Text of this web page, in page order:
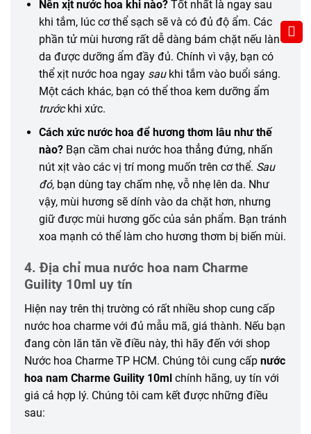
Nên xịt nước hoa khi nào? Tốt nhất là ngay sau
khi tắm, lúc cơ thể sạch sẽ và có đủ độ ẩm. Các
phần tử mùi hương rất dễ dàng bám chặt nếu làn
da được dưỡng ẩm đầy đủ. Chính vì vậy, bạn có
thể xịt nước hoa ngay sau khi tắm vào buổi sáng.
Một cách khác, bạn có thể thoa kem dưỡng ẩm
trướckhi xức.
Cách xức nước hoa để hương thơm lâu như thế
nào?Bạn cầm chai nước hoa thẳng đứng, nhấn
nút xịt vào các vị trí mong muốn trên cơ thể. Sau
đó, bạn dùng tay chấm nhẹ, vỗ nhẹ lên da. Như
vậy, mùi hương sẽ dính vào da chặt hơn, nhưng
giữ được mùi hương gốc của sản phẩm. Bạn tránh
xoa mạnh có thể làm cho hương thơm bị biến mùi.
4. Địa chỉ mua nước hoa nam Charme
Guility 10ml uy tín
Hiện nay trên thị trường có rất nhiều shop cung cấp
nước hoa charme với đủ mẫu mã, giá thành. Nếu bạn
đang còn lăn tăn về điều này, thì hãy đến với shop
Nước hoa Charme TP HCM. Chúng tôi cung cấp nước
hoa nam Charme Guility 10ml chính hãng, uy tín với
giá cả hợp lý. Chúng tôi cam kết được những điều
sau: